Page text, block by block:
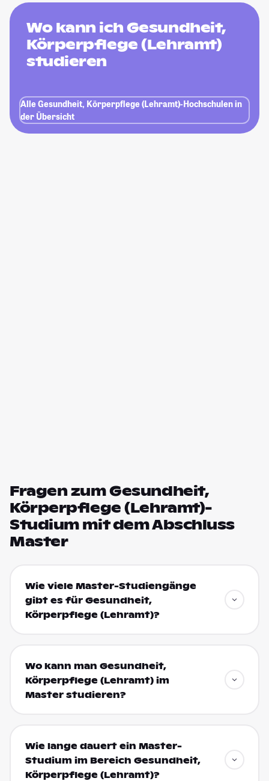
Wo kann ich Gesundheit,
Körperpflege (Lehramt)
studieren
Alle Gesundheit, Körperpflege (Lehramt)-Hochschulen in
der Übersicht
Fragen zum Gesundheit,
Körperpflege (Lehramt)-
Studium mit dem Abschluss
Master
Wie viele Master-Studiengänge
gibt es für Gesundheit,
Körperpflege (Lehramt)?
Wo kann man Gesundheit,
Körperpflege (Lehramt) im
Master studieren?
Wie lange dauert ein Master-
Studium im Bereich Gesundheit,
Körperpflege (Lehramt)?